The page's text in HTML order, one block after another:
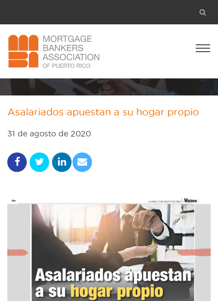
Asalariados apuestan a su hogar propio
31 de agosto de 2020